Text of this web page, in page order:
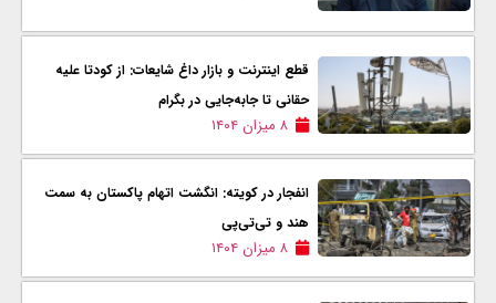
قطع اینترنت و بازار داغ شایعات: از کودتا علیه
حقانی تا جابه‌جایی در بگرام
۸ میزان ۱۴۰۴
انفجار در کویته: انگشت اتهام پاکستان به سمت
هند و تی‌تی‌پی
۸ میزان ۱۴۰۴